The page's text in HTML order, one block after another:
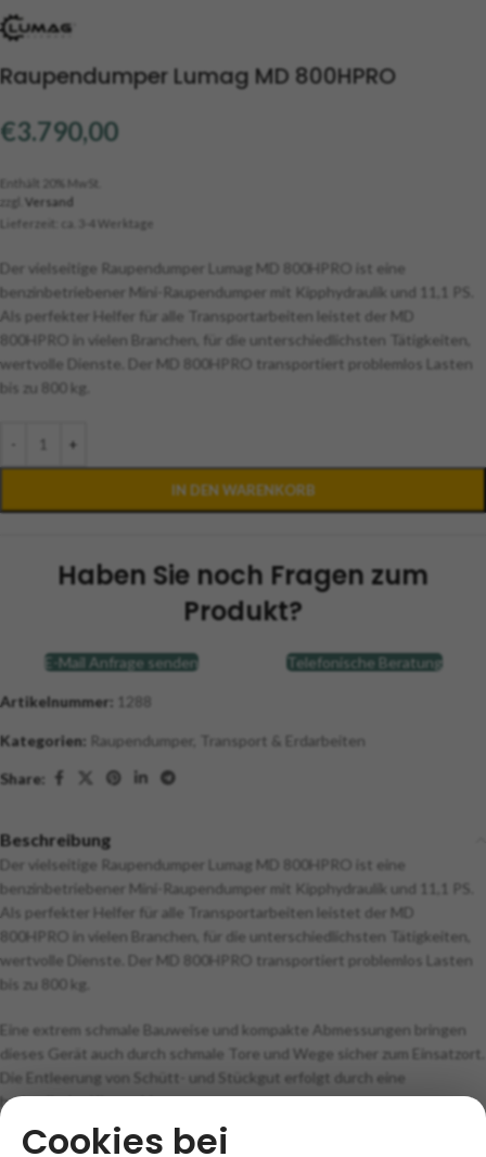
Raupendumper Lumag MD 800HPRO
€3.790,00
Enthält 20% MwSt.
zzgl.
Versand
Lieferzeit: ca. 3-4 Werktage
Der vielseitige Raupendumper Lumag MD 800HPRO ist eine
benzinbetriebener Mini-Raupendumper mit Kipphydraulik und 11,1 PS.
Als perfekter Helfer für alle Transportarbeiten leistet der MD
800HPRO in vielen Branchen, für die unterschiedlichsten Tätigkeiten,
wertvolle Dienste. Der MD 800HPRO transportiert problemlos Lasten
bis zu 800 kg.
+
IN DEN WARENKORB
Haben Sie noch Fragen zum
Produkt?
E-Mail Anfrage senden Telefonische Beratung
Artikelnummer: 1288
Kategorien: Raupendumper Transport & Erdarbeiten
Share:
Beschreibung
Der vielseitige Raupendumper Lumag MD 800HPRO ist eine
benzinbetriebener Mini-Raupendumper mit Kipphydraulik und 11,1 PS.
Als perfekter Helfer für alle Transportarbeiten leistet der MD
800HPRO in vielen Branchen, für die unterschiedlichsten Tätigkeiten,
wertvolle Dienste. Der MD 800HPRO transportiert problemlos Lasten
bis zu 800 kg.
Eine extrem schmale Bauweise und kompakte Abmessungen bringen
dieses Gerät auch durch schmale Tore und Wege sicher zum Einsatzort.
Die Entleerung von Schütt- und Stückgut erfolgt durch eine
hydraulische Kippmulde.
Die massive Stahlkonstruktion und der kraftvolle Hydraulikzylinder in
Cookies bei